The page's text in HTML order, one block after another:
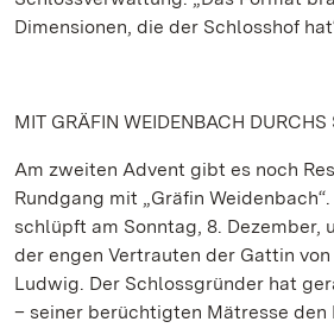
Dimensionen, die der Schlosshof
MIT GRÄFIN WEIDENBACH DURCHS
Am zweiten Advent gibt es noch
Rundgang mit „Gräfin
schlüpft am Sonntag, 8. Dezember,
der engen Vertrauten der Gattin
Ludwig. Der Schlossgründer hat
– seiner berüchtigten Mätresse den